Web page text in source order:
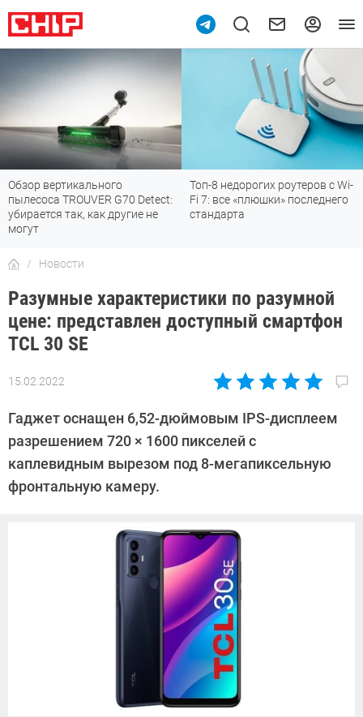
Обзор вертикального
пылесоса TROUVER G70 Detect:
убирается так, как другие не
могут
Топ-8 недорогих роутеров с Wi-
Fi 7: все «плюшки» последнего
стандарта
Новости
Разумные характеристики по разумной
цене: представлен доступный смартфон
TCL 30 SE
15.02.2022
Автор:
Кошик
Гаджет оснащен 6,52-дюймовым IPS-дисплеем
разрешением 720 × 1600 пикселей с
каплевидным вырезом под 8-мегапиксельную
фронтальную камеру.